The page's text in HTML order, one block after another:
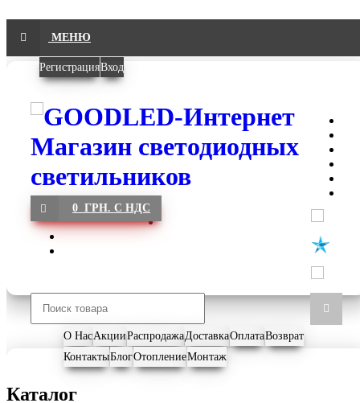
МЕНЮ
РегистрацияВход
0 ГРН. С НДС
О НасАкцииРаспродажаДоставкаОплатаВозврат
КонтактыБлогОтоплениеМонтаж
Каталог